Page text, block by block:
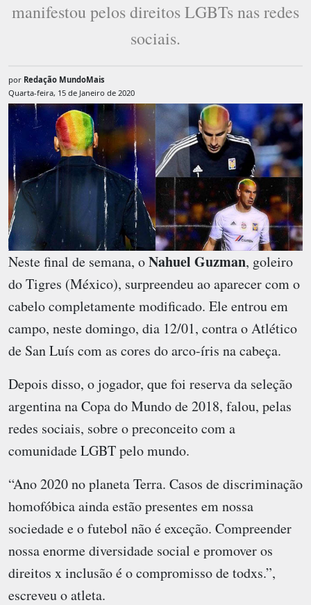
manifestou pelos direitos LGBTs nas redes
sociais.
por Redação MundoMais
Quarta-feira, 15 de Janeiro de 2020
Neste final de semana, oNahuel Guzman, goleiro
do Tigres (México), surpreendeu ao aparecer com o
cabelo completamente modificado. Ele entrou em
campo, neste domingo, dia 12/01, contra o Atlético
de San Luís com as cores do arco-íris na cabeça.
Depois disso, o jogador, que foi reserva da seleção
argentina na Copa do Mundo de 2018, falou, pelas
redes sociais, sobre o preconceito com a
comunidade LGBT pelo mundo.
“Ano 2020 no planeta Terra. Casos de discriminação
homofóbica ainda estão presentes em nossa
sociedade e o futebol não é exceção. Compreender
nossa enorme diversidade social e promover os
direitos x inclusão é o compromisso de todxs.”,
escreveu o atleta.